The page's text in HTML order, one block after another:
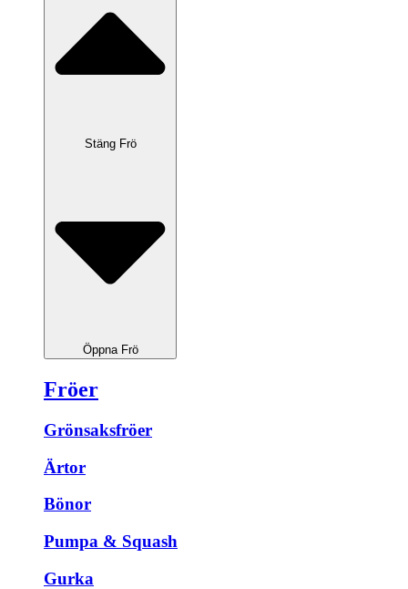
Stäng Frö
Öppna Frö
Fröer
Grönsaksfröer
Ärtor
Bönor
Pumpa & Squash
Gurka